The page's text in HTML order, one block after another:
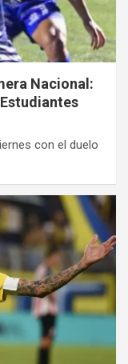
Nacional:
con el duelo